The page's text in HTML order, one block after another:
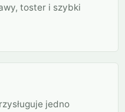
toster i szybki
jedno